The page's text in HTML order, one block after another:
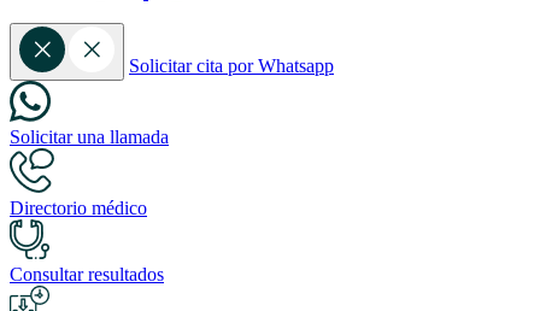
Solicitar cita por Whatsapp
Solicitar una llamada
Directorio médico
Consultar resultados